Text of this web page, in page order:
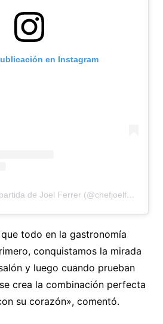
en Instagram
Una publicación compartida de Joel Ferrer (@chefjoelferrer44)
todo en la gastronomía
conquistamos la mirada
y luego cuando prueban
crea la combinación perfecta
su corazón», comentó.